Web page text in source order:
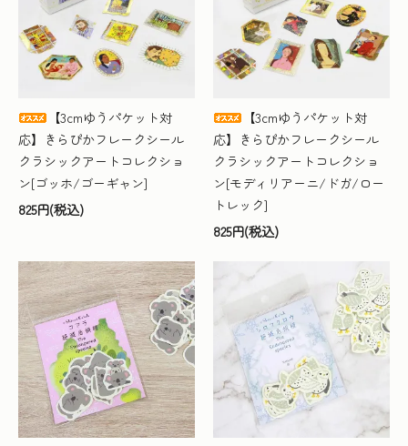
【3cmゆうパケット対
応】きらぴかフレークシール
クラシックアートコレクショ
ン[ゴッホ/ゴーギャン]
825円(税込)
【3cmゆうパケット対
応】きらぴかフレークシール
クラシックアートコレクショ
ン[モディリアーニ/ドガ/ロー
トレック]
825円(税込)